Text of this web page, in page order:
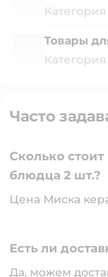
Категория
Товары
Категория
Часто
Сколько
блюдца 2 шт.?
Цена Миска
Есть ли
Да, можем